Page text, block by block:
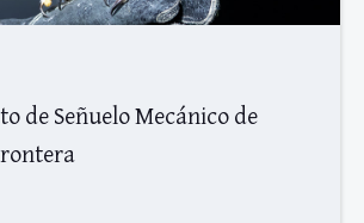
de Señuelo Mecánico de